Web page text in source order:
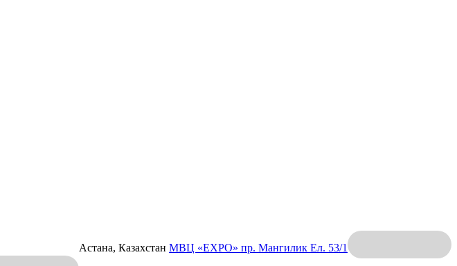
Астана, Казахстан МВЦ «EXPO» пр. Мангилик Ел. 53/1